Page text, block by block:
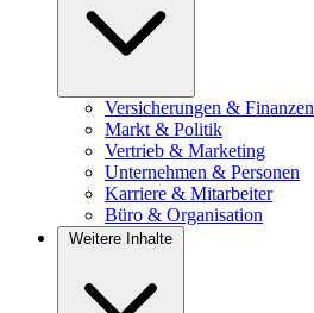
Versicherungen & Finanzen
Markt & Politik
Vertrieb & Marketing
Unternehmen & Personen
Karriere & Mitarbeiter
Büro & Organisation
Weitere Inhalte